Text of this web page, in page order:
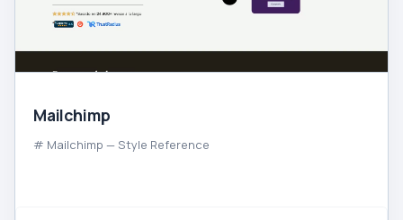
Mailchimp
# Mailchimp — Style Reference